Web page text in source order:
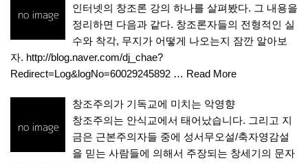
인터넷의 창조론 강의 하나를 살펴봤다. 그 내용을
정리하면 다음과 같다. 창조론자들의 전형적인 실
수와 착각, 무지가 어떻게 나오는지 잠깐 알아보
자. http://blog.naver.com/dj_chae?
Redirect=Log&logNo=60029245892 … Read More
창조주의가 기독교에 미치는 악영향
창조주의는 안식교에서 태어났습니다. 그리고 지
금은 근본주의자들 중에 성서무오설/축자영감설
을 믿는 사람들에 의해서 주장되는 창세기의 문자